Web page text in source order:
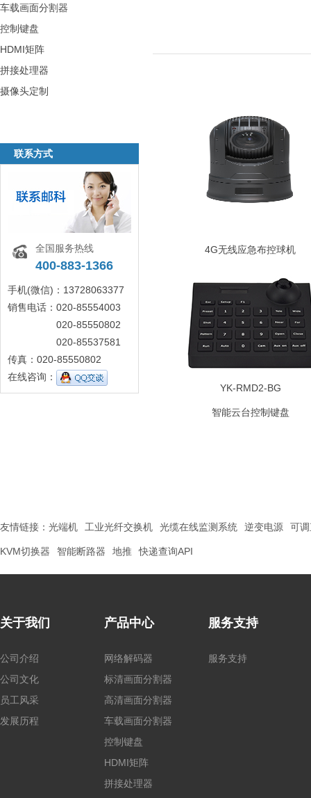
车载画面分割器
控制键盘
HDMI矩阵
拼接处理器
摄像头定制
联系方式
全国服务热线
400-883-1366
手机(微信)：13728063377
销售电话：020-85554003
020-85550802
020-85537581
传真：020-85550802
在线咨询：
4G无线应急布控球机
YK-RMD2-BG
智能云台控制键盘
友情链接： 光端机 工业光纤交换机 光缆在线监测系统 逆变电源 可
KVM切换器 智能断路器 地推 快递查询API
关于我们
公司介绍
公司文化
员工风采
发展历程
产品中心
网络解码器
标清画面分割器
高清画面分割器
车载画面分割器
控制键盘
HDMI矩阵
拼接处理器
服务支持
服务支持